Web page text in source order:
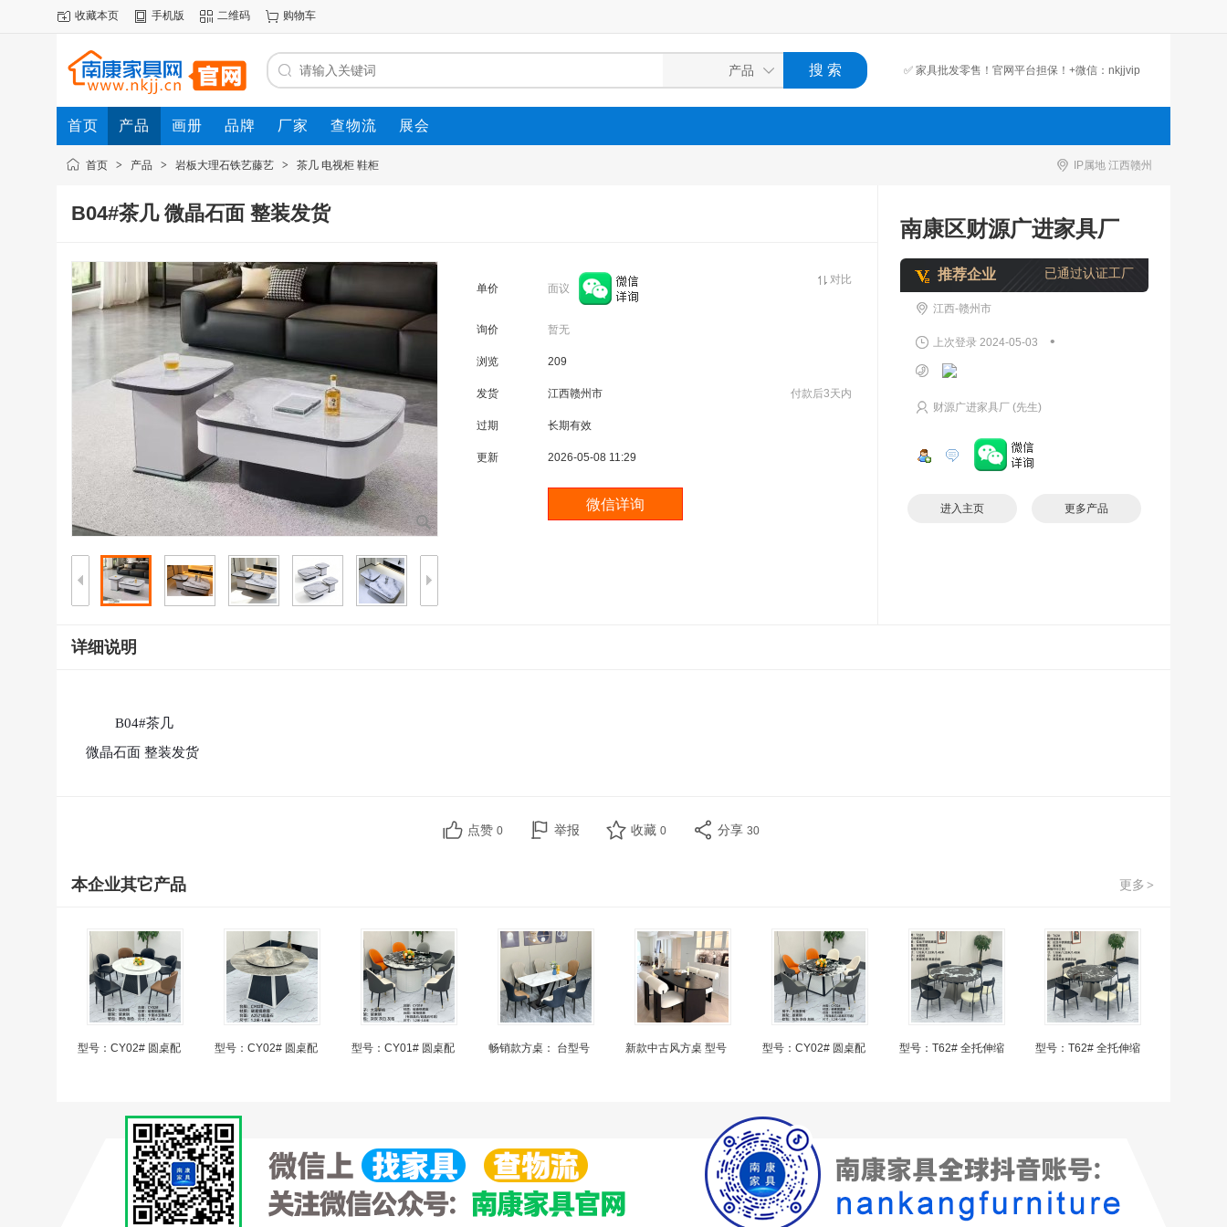
收藏本页 手机版 二维码 购物车
✅ 家具批发零售！官网平台担保！+微信：nkjjvip
首页 产品 画册 品牌 厂家 查物流 展会
IP属地 江西赣州
首页 > 产品 > 岩板大理石铁艺藤艺 > 茶几 电视柜 鞋柜
B04#茶几 微晶石面 整装发货
单价 面议
对比
询价 暂无
浏览 209
发货 江西赣州市 付款后3天内
过期 长期有效
更新 2026-05-08 11:29
南康区财源广进家具厂
推荐企业 已通过认证工厂
江西-赣州市
上次登录 2024-05-03 •
财源广进家具厂 (先生)
进入主页 更多产品
详细说明
B04#茶几
微晶石面 整装发货
点赞 0 举报 收藏 0 分享 30
更多 >
本企业其它产品
型号：CY02# 圆桌配 型号：CY02# 圆桌配 型号：CY01# 圆桌配 畅销款方桌： 台型号 新款中古风方桌 型号 型号：CY02# 圆桌配 型号：T62# 全托伸缩 型号：T62# 全托伸缩